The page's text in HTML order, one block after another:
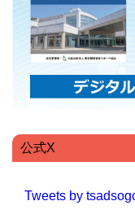
公式X
Tweets by